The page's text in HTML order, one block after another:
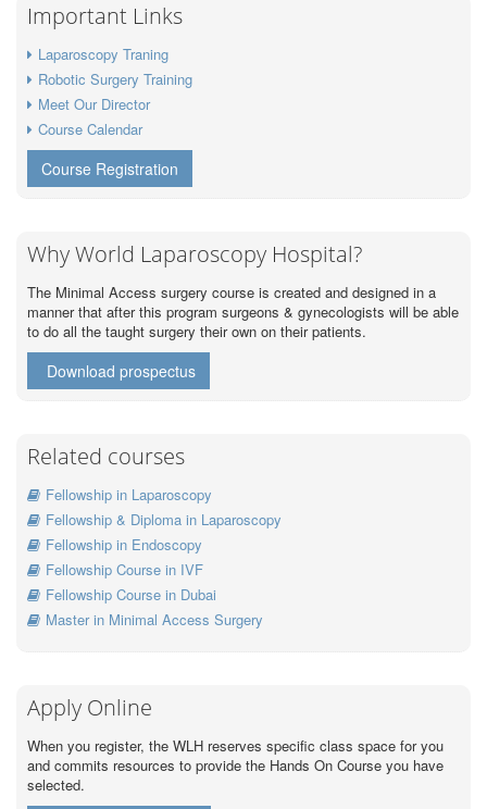
Important Links
Laparoscopy Traning
Robotic Surgery Training
Meet Our Director
Course Calendar
Course Registration
Why World Laparoscopy Hospital?
The Minimal Access surgery course is created and designed in a
manner that after this program surgeons & gynecologists will be able
to do all the taught surgery their own on their patients.
Download prospectus
Related courses
Fellowship in Laparoscopy
Fellowship & Diploma in Laparoscopy
Fellowship in Endoscopy
Fellowship Course in IVF
Fellowship Course in Dubai
Master in Minimal Access Surgery
Apply Online
When you register, the WLH reserves specific class space for you
and commits resources to provide the Hands On Course you have
selected.